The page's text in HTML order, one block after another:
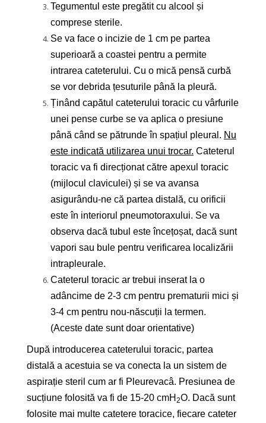
Tegumentul este pregătit cu alcool și
comprese sterile.
Se va face o incizie de 1 cm pe partea
superioară a coastei pentru a permite
intrarea cateterului. Cu o mică pensă curbă
se vor debrida țesuturile până la pleură.
Ținând capătul cateterului toracic cu vârfurile
unei pense curbe se va aplica o presiune
până când se pătrunde în spațiul pleural. Nu
este indicată utilizarea unui trocar. Cateterul
toracic va fi direcționat către apexul toracic
(mijlocul claviculei) și se va avansa
asigurându-ne că partea distală, cu orificii
este în interiorul pneumotoraxului. Se va
observa dacă tubul este încețoșat, dacă sunt
vapori sau bule pentru verificarea localizării
intrapleurale.
Cateterul toracic ar trebui inserat la o
adâncime de 2-3 cm pentru prematurii mici și
3-4 cm pentru nou-născuții la termen.
(Aceste date sunt doar orientative)
După introducerea cateterului toracic, partea
distală a acestuia se va conecta la un sistem de
aspirație steril cum ar fi Pleurevacâ. Presiunea de
sucțiune folosită va fi de 15-20 cmH 2O. Dacă sunt
folosite mai multe catetere toracice, fiecare cateter